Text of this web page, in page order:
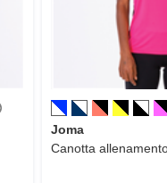
Joma
Canotta